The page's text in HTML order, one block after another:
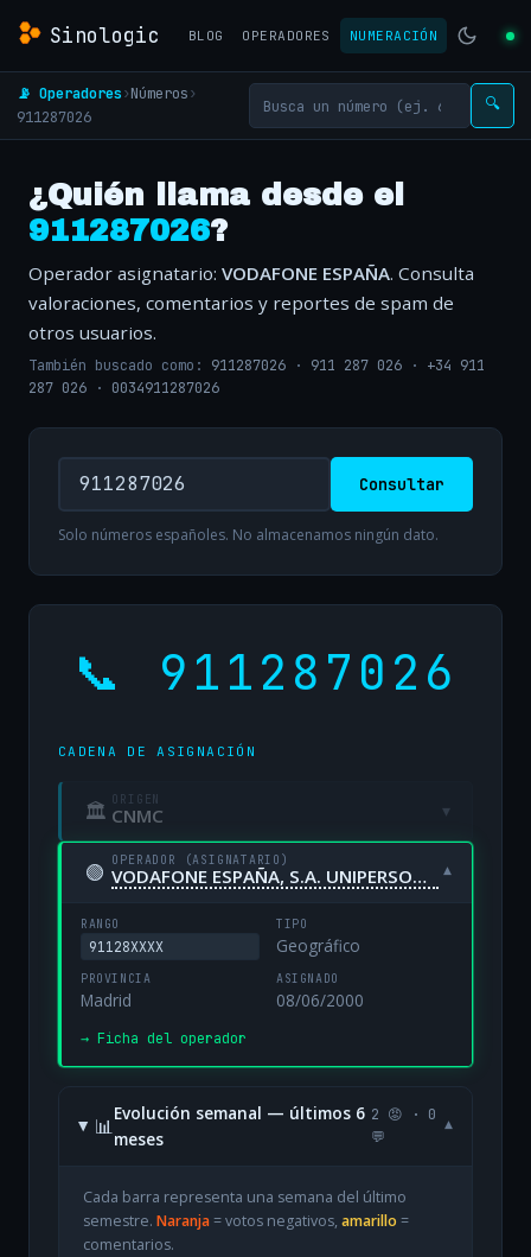
Sinologic BLOG OPERADORES NUMERACIÓN
📡 Operadores›Números›
911287026
🔍
¿Quién llama desde el
911287026?
Operador asignatario: VODAFONE ESPAÑA. Consulta
valoraciones, comentarios y reportes de spam de
otros usuarios.
También buscado como: 911287026 · 911 287 026 · +34 911
287 026 · 0034911287026
Consultar
Solo números españoles. No almacenamos ningún dato.
📞 911287026
CADENA DE ASIGNACIÓN
🏛 ORIGEN
CNMC ▾
🟢 OPERADOR (ASIGNATARIO)
VODAFONE ESPAÑA, S.A. UNIPERSONAL ▾
RANGO
91128XXXX
TIPO
Geográfico
PROVINCIA
Madrid
ASIGNADO
08/06/2000
→ Ficha del operador
📊
Evolución semanal — últimos 6
meses
2 😡 · 0
💬
▾
Cada barra representa una semana del último
semestre. Naranja= votos negativos, amarillo =
comentarios.